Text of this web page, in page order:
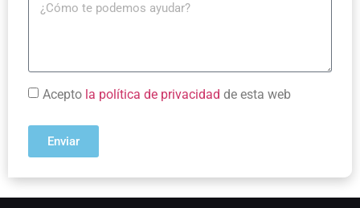
Acepto la política de privacidad de esta web
Enviar